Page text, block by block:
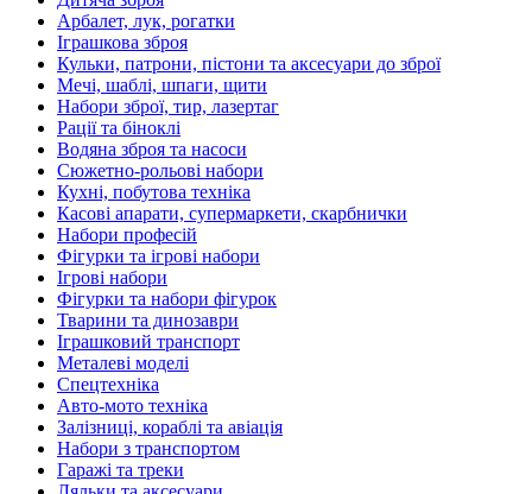
Арбалет, лук, рогатки
Іграшкова зброя
Кульки, патрони, пістони та аксесуари до зброї
Мечі, шаблі, шпаги, щити
Набори зброї, тир, лазертаг
Рації та біноклі
Водяна зброя та насоси
Сюжетно-рольові набори
Кухні, побутова техніка
Касові апарати, супермаркети, скарбнички
Набори професій
Фігурки та ігрові набори
Ігрові набори
Фігурки та набори фігурок
Тварини та динозаври
Іграшковий транспорт
Металеві моделі
Спецтехніка
Авто-мото техніка
Залізниці, кораблі та авіація
Набори з транспортом
Гаражі та треки